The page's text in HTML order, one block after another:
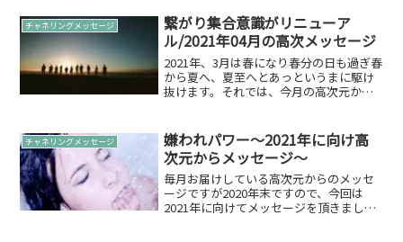
チャネリングメッセージ
繋がり集合意識がリニューア
ル/2021年04月の高次メッセージ
2021年、3月は春になり春分の日も過ぎ春
から夏へ、夏至へとあっというまに駆け
抜けます。それでは、今月の高次元から
いと思います。古い感覚での付き合いが
歪みを起こし...
チャネリングメッセージ
嫌われパワー～2021年に向け高
次元からメッセージ～
毎月お届けしている高次元からのメッセ
ージですが2020年末ですので、今回は
2021年に向けてメッセージを頂きまし